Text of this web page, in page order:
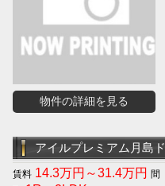
物件の詳細を見る
アイルプレミアム月島
14.3万円～31.4万円